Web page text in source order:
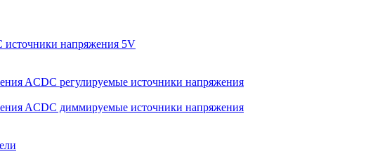
источники напряжения 5V
ACDC регулируемые источники напряжения
ACDC диммируемые источники напряжения